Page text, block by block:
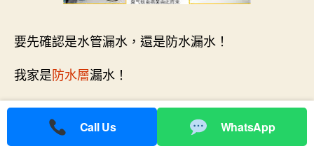
要先確認是水管漏水，還是防水漏水！
我家是防水層漏水！
我家是衛生間門口漏水。
掉皮面積這麼大嗎？ 你得看一下這個起皮的特點 一
Call Us WhatsApp